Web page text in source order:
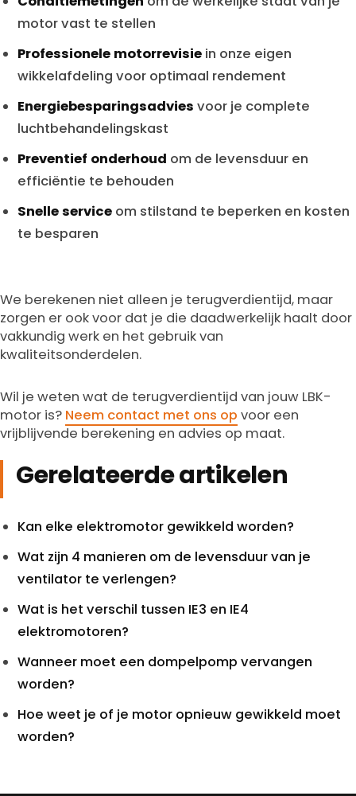
motor vast te stellen
Professionele motorrevisie in onze eigen
wikkelafdeling voor optimaal rendement
Energiebesparingsadvies voor je complete
luchtbehandelingskast
Preventief onderhoud om de levensduur en
efficiëntie te behouden
Snelle service om stilstand te beperken en kosten
te besparen
We berekenen niet alleen je terugverdientijd, maar
zorgen er ook voor dat je die daadwerkelijk haalt door
vakkundig werk en het gebruik van
kwaliteitsonderdelen.
Wil je weten wat de terugverdientijd van jouw LBK-
motor is? Neem contact met ons op voor een
vrijblijvende berekening en advies op maat.
Gerelateerde artikelen
Kan elke elektromotor gewikkeld worden?
Wat zijn 4 manieren om de levensduur van je
ventilator te verlengen?
Wat is het verschil tussen IE3 en IE4
elektromotoren?
Wanneer moet een dompelpomp vervangen
worden?
Hoe weet je of je motor opnieuw gewikkeld moet
worden?